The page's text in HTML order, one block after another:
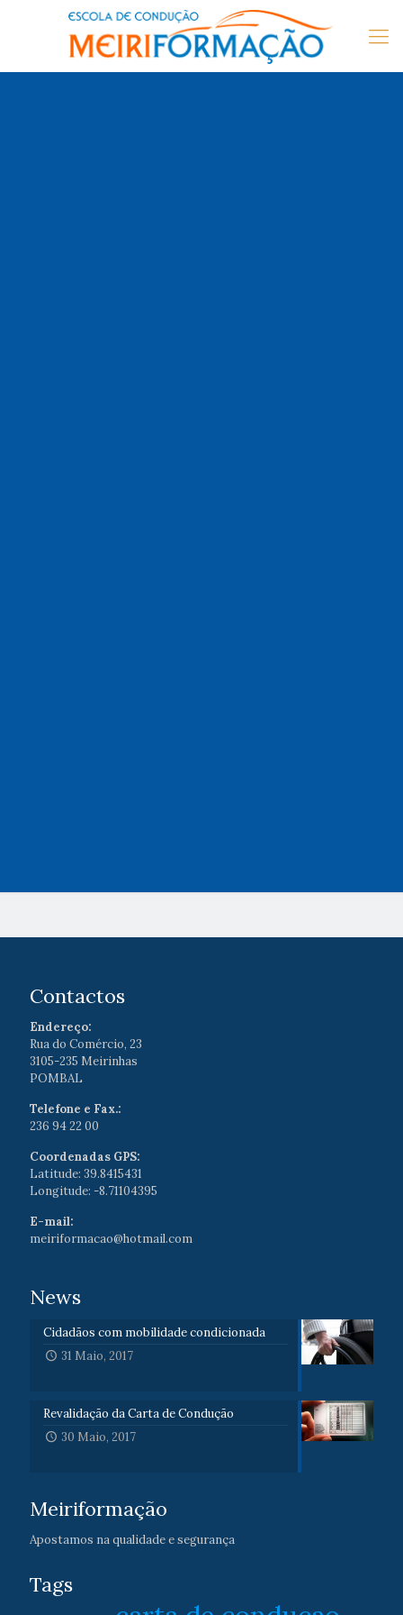
Contactos
Endereço:
Rua do Comércio, 23
3105-235 Meirinhas
POMBAL
Telefone e Fax.:
236 94 22 00
Coordenadas GPS:
Latitude: 39.8415431
Longitude: -8.71104395
E-mail:
meiriformacao@hotmail.com
News
Cidadãos com mobilidade condicionada
31 Maio, 2017
Revalidação da Carta de Condução
30 Maio, 2017
Meiriformação
Apostamos na qualidade e segurança
Tags